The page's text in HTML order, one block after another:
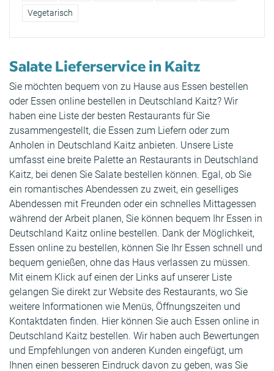
Vegetarisch
Salate Lieferservice in Kaitz
Sie möchten bequem von zu Hause aus Essen bestellen
oder Essen online bestellen in Deutschland Kaitz? Wir
haben eine Liste der besten Restaurants für Sie
zusammengestellt, die Essen zum Liefern oder zum
Anholen in Deutschland Kaitz anbieten. Unsere Liste
umfasst eine breite Palette an Restaurants in Deutschland
Kaitz, bei denen Sie Salate bestellen können. Egal, ob Sie
ein romantisches Abendessen zu zweit, ein geselliges
Abendessen mit Freunden oder ein schnelles Mittagessen
während der Arbeit planen, Sie können bequem Ihr Essen in
Deutschland Kaitz online bestellen. Dank der Möglichkeit,
Essen online zu bestellen, können Sie Ihr Essen schnell und
bequem genießen, ohne das Haus verlassen zu müssen.
Mit einem Klick auf einen der Links auf unserer Liste
gelangen Sie direkt zur Website des Restaurants, wo Sie
weitere Informationen wie Menüs, Öffnungszeiten und
Kontaktdaten finden. Hier können Sie auch Essen online in
Deutschland Kaitz bestellen. Wir haben auch Bewertungen
und Empfehlungen von anderen Kunden eingefügt, um
Ihnen einen besseren Eindruck davon zu geben, was Sie